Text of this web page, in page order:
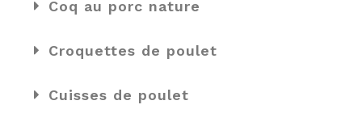
Coq au porc nature
Croquettes de poulet
Cuisses de poulet